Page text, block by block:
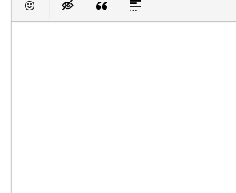
Вставить смайлик
Вставка скрытого текста
Вставка цитаты
Вставка